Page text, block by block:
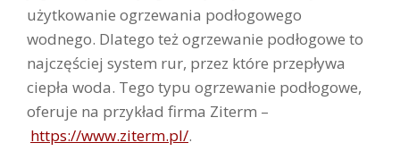
użytkowanie ogrzewania podłogowego
wodnego. Dlatego też ogrzewanie podłogowe to
najczęściej system rur, przez które przepływa
ciepła woda. Tego typu ogrzewanie podłogowe,
oferuje na przykład firma Ziterm –
https://www.ziterm.pl/.